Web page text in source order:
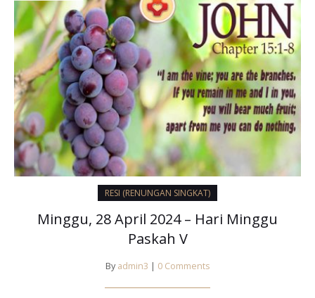
RESI (RENUNGAN SINGKAT)
Minggu, 28 April 2024 – Hari Minggu
Paskah V
By admin3 | 0 Comments